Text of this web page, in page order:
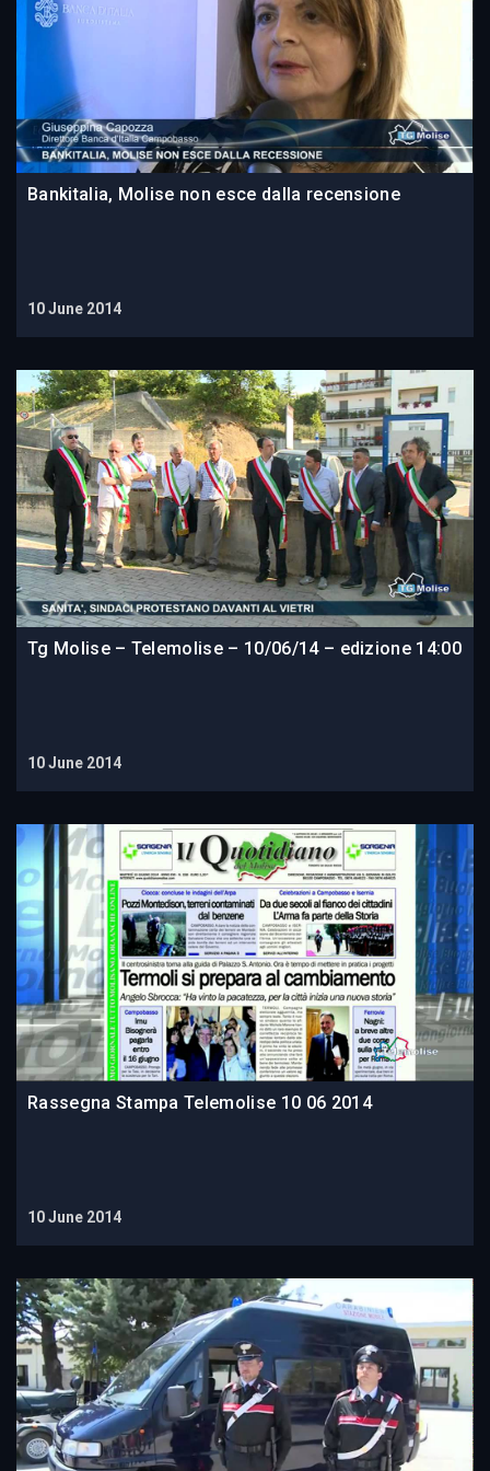
Bankitalia, Molise non esce dalla recensione
10 June 2014
Tg Molise – Telemolise – 10/06/14 – edizione 14:00
10 June 2014
Rassegna Stampa Telemolise 10 06 2014
10 June 2014